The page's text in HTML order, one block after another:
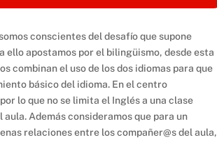
conscientes del desafío que supone
ello apostamos por el bilingüismo, desde esta
combinan el uso de los dos idiomas para que
básico del idioma. En el centro
lo que no se limita el Inglés a una clase
Además consideramos que para un
relaciones entre los compañer@s del aula,